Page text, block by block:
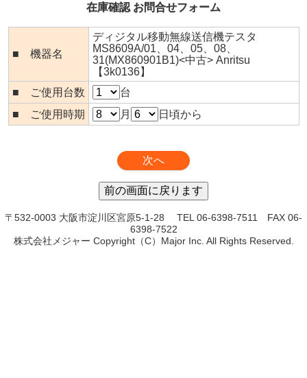
在庫確認 お問合せフォーム
■ 機器名
ディジタル移動無線送信機テスタ
MS8609A/01、04、05、08、
31(MX860901B1)<中古> Anritsu
【3k0136】
■ ご使用台数
台
■ ご使用時期
月 日頃から
〒532-0003 大阪市淀川区宮原5-1-28 TEL 06-6398-7511 FAX 06-
6398-7522
株式会社メジャー Copyright（C）Major Inc. All Rights Reserved.